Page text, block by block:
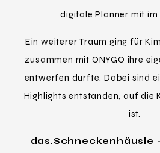
digitale Planner mit im
Ein weiterer Traum ging für
zusammen mit ONYGO ihre
entwerfen durfte. Dabei sind
Highlights entstanden, auf die
ist.
das.Schneckenhäusle